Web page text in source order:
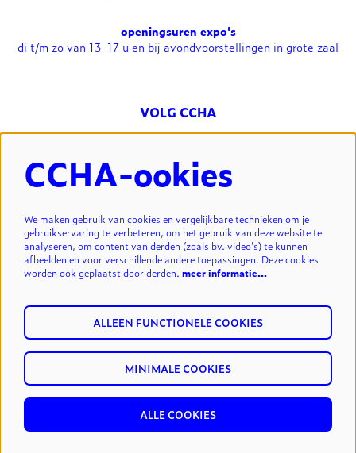
openingsuren expo's
di t/m zo van 13-17 u en bij avondvoorstellingen in grote zaal
VOLG CCHA
INSCHRIJVEN
© cultuurcentrum Hasselt vzw.privacy & disclaimer
reset
cookies
CCHA-ookies
We maken gebruik van cookies en vergelijkbare technieken om je
gebruikservaring te verbeteren, om het gebruik van deze website te
analyseren, om content van derden (zoals bv. video’s) te kunnen
afbeelden en voor verschillende andere toepassingen. Deze cookies
worden ook geplaatst door derden. meer informatie…
ALLEEN FUNCTIONELE COOKIES
MINIMALE COOKIES
ALLE COOKIES